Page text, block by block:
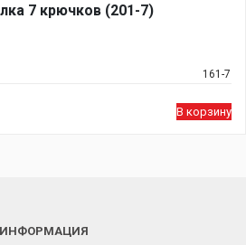
7 крючков (201-7)
161-7
В корзину
ИНФОРМАЦИЯ